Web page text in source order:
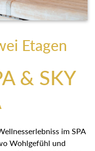
Etagen
& SKY
Wellnesserlebniss im
wo Wohlgefühl und